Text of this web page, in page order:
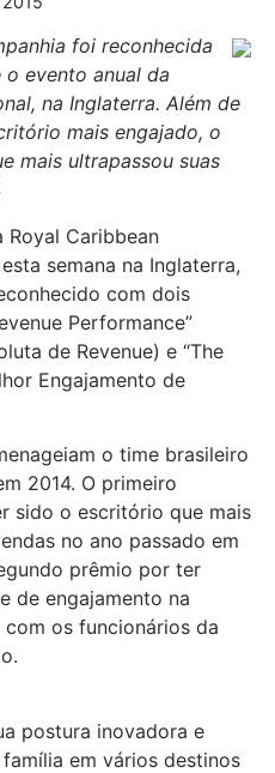
foi reconhecida
evento anual da
na Inglaterra. Além de
mais engajado, o
mais ultrapassou suas
Royal Caribbean
semana na Inglaterra,
com dois
Performance”
de Revenue) e “The
Engajamento de
o time brasileiro
2014. O primeiro
sido o escritório que mais
no ano passado em
prêmio por ter
de engajamento na
os funcionários da
postura inovadora e
em vários destinos